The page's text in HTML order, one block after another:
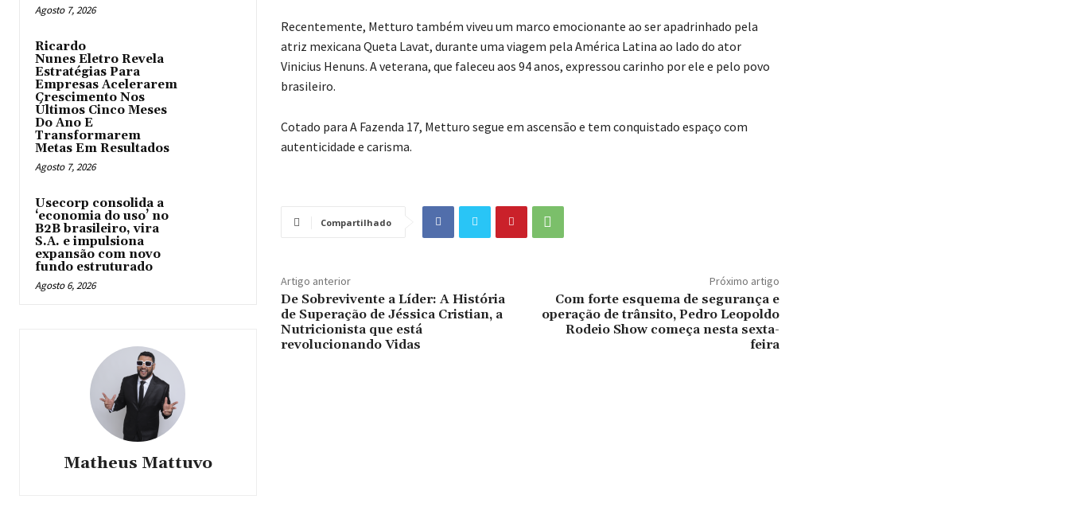
Agosto 7, 2026
Ricardo
Nunes Eletro Revela
Estratégias Para
Empresas Acelerarem
Crescimento Nos
Últimos Cinco Meses
Do Ano E
Transformarem
Metas Em Resultados
Agosto 7, 2026
Usecorp consolida a
‘economia do uso’ no
B2B brasileiro, vira
S.A. e impulsiona
expansão com novo
fundo estruturado
Agosto 6, 2026
Matheus Mattuvo
Recentemente, Metturo também viveu um marco emocionante ao ser apadrinhado pela
atriz mexicana Queta Lavat, durante uma viagem pela América Latina ao lado do ator
Vinicius Henuns. A veterana, que faleceu aos 94 anos, expressou carinho por ele e pelo povo
brasileiro.
Cotado para A Fazenda 17, Metturo segue em ascensão e tem conquistado espaço com
autenticidade e carisma.
Compartilhado
Artigo anterior
De Sobrevivente a Líder: A História
de Superação de Jéssica Cristian, a
Nutricionista que está
revolucionando Vidas
Próximo artigo
Com forte esquema de segurança e
operação de trânsito, Pedro Leopoldo
Rodeio Show começa nesta sexta-
feira